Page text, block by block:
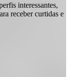
interessantes,
receber curtidas e